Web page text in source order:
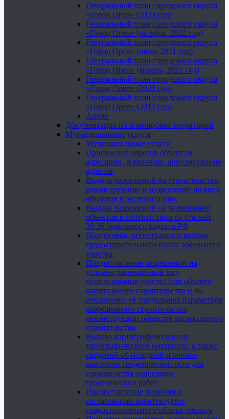
Генеральный план городского округа
«Город Орел» (2023 год)
Генеральный план городского округа
«Город Орел» (октябрь, 2022 год)
Генеральный план городского округа
«Город Орел» (июнь 2021 год)
Генеральный план городского округа
«Город Орел» (январь, 2021 год)
Генеральный план городского округа
«Город Орел» (2020 год)
Генеральный план городского округа
«Город Орел» (2017 год)
Архив
Документация по планировке территорий
Муниципальные услуги
Муниципальные услуги
Присвоение адресов объектам
адресации, изменение, аннулирование
адресов
Выдача разрешений на строительство,
реконструкцию и разрешений на ввод
объектов в эксплуатацию.
Выдача разрешений на размещение
объектов в соответствии со статьей
39.36 Земельного кодекса РФ
Подготовка, регистрация и выдача
градостроительного плана земельного
участка
Предоставление разрешений на
условно разрешенный вид
использования участка или объекта
капитального строительства и на
отклонение от предельных параметров
разрешенного строительства,
реконструкции объектов капитального
строительства
Выдача картографического и
топографического материала, а также
сведений об исходной планово-
высотной геодезической сети для
производства топографо-
геодезических работ
Предоставление решения о
согласовании архитектурно-
градостроительного облика объекта